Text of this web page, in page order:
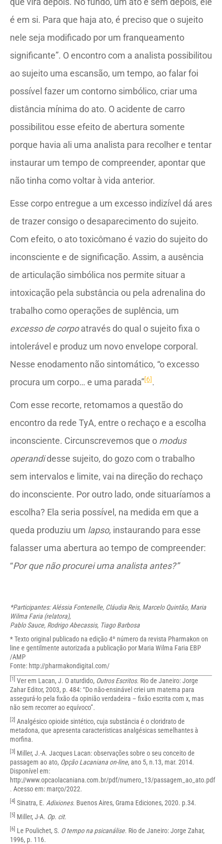
é em si. Para que haja ato, é preciso que o sujeito
nele seja modificado por um franqueamento
significante”. O encontro com a analista possibilitou
ao sujeito uma escansão, um tempo, ao falar foi
possível fazer um contorno simbólico, criar uma
distância mínima do ato. O acidente de carro
possibilitou esse efeito de abertura somente
porque havia ali uma analista para recolher e tentar
instaurar um tempo de compreender, apontar que
não tinha como voltar à vida anterior.
Esse corpo entregue a um excesso indizível dá ares
de trazer consigo o desaparecimento do sujeito.
Com efeito, o ato toxicômano é vazio do sujeito do
inconsciente e de significação. Assim, a ausência
de articulação simbólica nos permite situar a
intoxicação pela substância ou pela adrenalina do
trabalho como operações de suplência, um
excesso de corpoatravés do qual o sujeito fixa o
intolerável e produz um novo envelope corporal.
Nesse enodamento não sintomático, “o excesso
procura um corpo… e uma parada”[6].
Com esse recorte, retomamos a questão do
encontro da rede TyA, entre o rechaço e a escolha
inconsciente. Circunscrevemos que o modus
operandidesse sujeito, do gozo com o trabalho
sem intervalos e limite, vai na direção do rechaço
do inconsciente. Por outro lado, onde situaríamos a
escolha? Ela seria possível, na medida em que a
queda produziu um lapso, instaurando para esse
falasser uma abertura ao tempo de compreender:
“Por que não procurei uma analista antes?”
*Participantes: Aléssia Fontenelle, Cláudia Reis, Marcelo Quintão, Maria
Wilma Faria (relatora),
Pablo Sauce, Rodrigo Abecassis, Tiago Barbosa
* Texto original publicado na edição 4º número da revista Pharmakon on
line e gentilmente autorizada a publicação por Maria Wilma Faria EBP
/AMP
Fonte: http://pharmakondigital.com/
[1] Ver em Lacan, J. O aturdido, Outros Escritos. Rio de Janeiro: Jorge
Zahar Editor, 2003, p. 484: “Do não-ensinável criei um matema para
assegurá-lo pela fixão da opinião verdadeira – fixão escrita com x, mas
não sem recorrer ao equívoco”.
[2] Analgésico opioide sintético, cuja substância é o cloridrato de
metadona, que apresenta características analgésicas semelhantes à
morfina.
[3] Miller, J.-A. Jacques Lacan: observações sobre o seu conceito de
passagem ao ato, Opção Lacaniana on-line, ano 5, n.13, mar. 2014.
Disponível em:
http://www.opcaolacaniana.com.br/pdf/numero_13/passagem_ao_ato.pdf
. Acesso em: março/2022.
[4] Sinatra, E. Adixiones. Buenos Aires, Grama Ediciones, 2020. p.34.
[5] Miller, J-A. Op. cit.
[6] Le Poulichet, S. O tempo na psicanálise. Rio de Janeiro: Jorge Zahar,
1996, p. 116.